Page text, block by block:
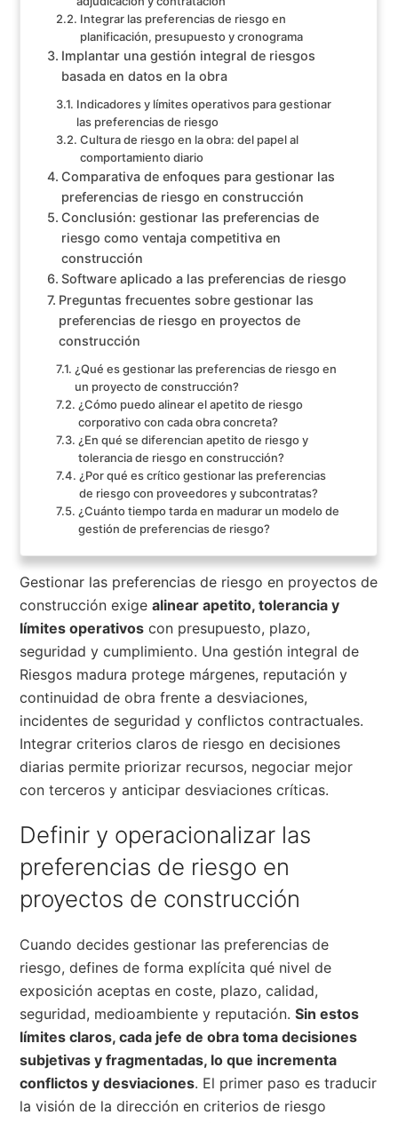
Integrar las preferencias de riesgo en
planificación, presupuesto y cronograma
Implantar una gestión integral de riesgos
basada en datos en la obra
Indicadores y límites operativos para gestionar
las preferencias de riesgo
Cultura de riesgo en la obra: del papel al
comportamiento diario
Comparativa de enfoques para gestionar las
preferencias de riesgo en construcción
Conclusión: gestionar las preferencias de
riesgo como ventaja competitiva en
construcción
Software aplicado a las preferencias de riesgo
Preguntas frecuentes sobre gestionar las
preferencias de riesgo en proyectos de
construcción
¿Qué es gestionar las preferencias de riesgo en
un proyecto de construcción?
¿Cómo puedo alinear el apetito de riesgo
corporativo con cada obra concreta?
¿En qué se diferencian apetito de riesgo y
tolerancia de riesgo en construcción?
¿Por qué es crítico gestionar las preferencias
de riesgo con proveedores y subcontratas?
¿Cuánto tiempo tarda en madurar un modelo de
gestión de preferencias de riesgo?
Gestionar las preferencias de riesgo en proyectos de
construcción exigealinear apetito, tolerancia y
límites operativos con presupuesto, plazo,
seguridad y cumplimiento. Una gestión integral de
Riesgos madura protege márgenes, reputación y
continuidad de obra frente a desviaciones,
incidentes de seguridad y conflictos contractuales.
Integrar criterios claros de riesgo en decisiones
diarias permite priorizar recursos, negociar mejor
con terceros y anticipar desviaciones críticas.
Definir y operacionalizar las
preferencias de riesgo en
proyectos de construcción
Cuando decides gestionar las preferencias de
riesgo, defines de forma explícita qué nivel de
exposición aceptas en coste, plazo, calidad,
seguridad, medioambiente y reputación.Sin estos
límites claros, cada jefe de obra toma decisiones
subjetivas y fragmentadas, lo que incrementa
conflictos y desviaciones. El primer paso es traducir
la visión de la dirección en criterios de riesgo